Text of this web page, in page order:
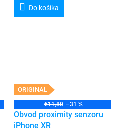
Do košíka
ORIGINAL
€11,80 –31 %
Obvod proximity senzoru
iPhone XR